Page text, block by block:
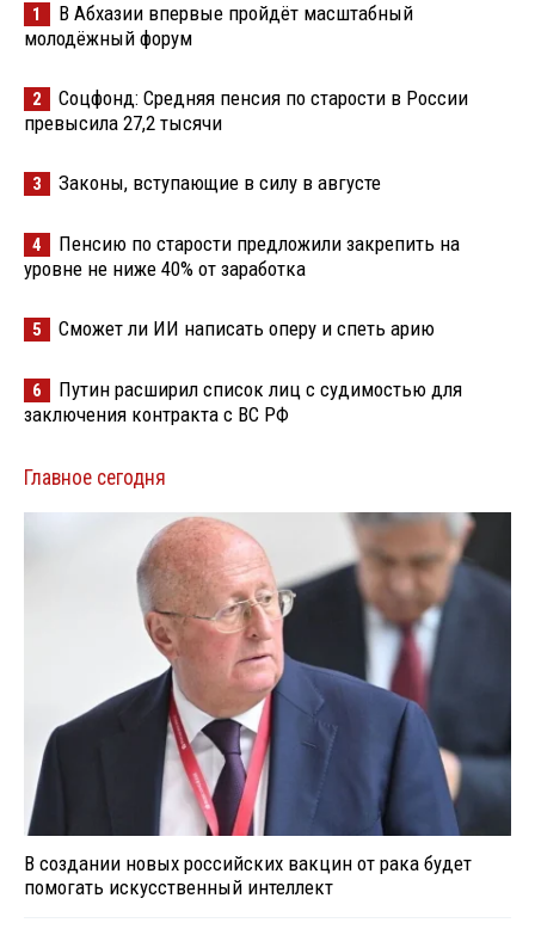
1
В Абхазии впервые пройдёт масштабный
молодёжный форум
2
Соцфонд: Средняя пенсия по старости в России
превысила 27,2 тысячи
3 Законы, вступающие в силу в августе
4
Пенсию по старости предложили закрепить на
уровне не ниже 40% от заработка
5 Сможет ли ИИ написать оперу и спеть арию
6
Путин расширил список лиц с судимостью для
заключения контракта с ВС РФ
Главное сегодня
В создании новых российских вакцин от рака будет
помогать искусственный интеллект